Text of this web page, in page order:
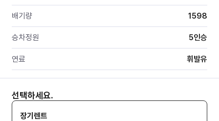
배기량 1598
승차정원 5인승
연료 휘발유
선택하세요.
장기렌트